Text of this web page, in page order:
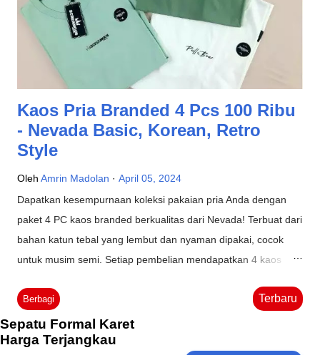
Kaos Pria Branded 4 Pcs 100 Ribu
- Nevada Basic, Korean, Retro
Style
Oleh Amrin Madolan
April 05, 2024
Dapatkan kesempurnaan koleksi pakaian pria Anda dengan
paket 4 PC kaos branded berkualitas dari Nevada! Terbuat dari
bahan katun tebal yang lembut dan nyaman dipakai, cocok
untuk musim semi. Setiap pembelian mendapatkan 4 kaos
dengan koleksi terbaru. Tersedia dalam berbagai ukuran mulai
dari M hingga 3XL, sesuai dengan berat badan Dewasa BB 30-
100. Segera pesan sekarang dan tambahkan variasi gaya
Berbagi Terbaru
Sepatu Formal Karet
Harga Terjangkau